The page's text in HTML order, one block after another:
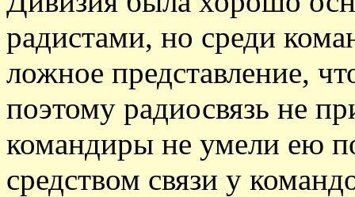
радистами, но среди
ложное представление,
поэтому радиосвязь не
командиры не умели ею
средством связи у